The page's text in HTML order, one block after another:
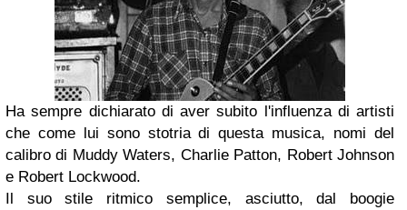
Ha sempre dichiarato di aver subito l'influenza di artisti
che come lui sono stotria di questa musica, nomi del
calibro di Muddy Waters, Charlie Patton, Robert Johnson
e Robert Lockwood.
Il suo stile ritmico semplice, asciutto, dal boogie